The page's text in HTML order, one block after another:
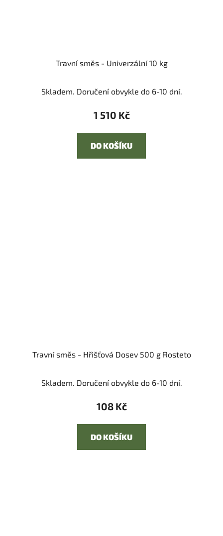
Travní směs - Univerzální 10 kg
Skladem. Doručení obvykle do 6-10 dní.
1 510 Kč
DO KOŠÍKU
Travní směs - Hřišťová Dosev 500 g Rosteto
Skladem. Doručení obvykle do 6-10 dní.
108 Kč
DO KOŠÍKU